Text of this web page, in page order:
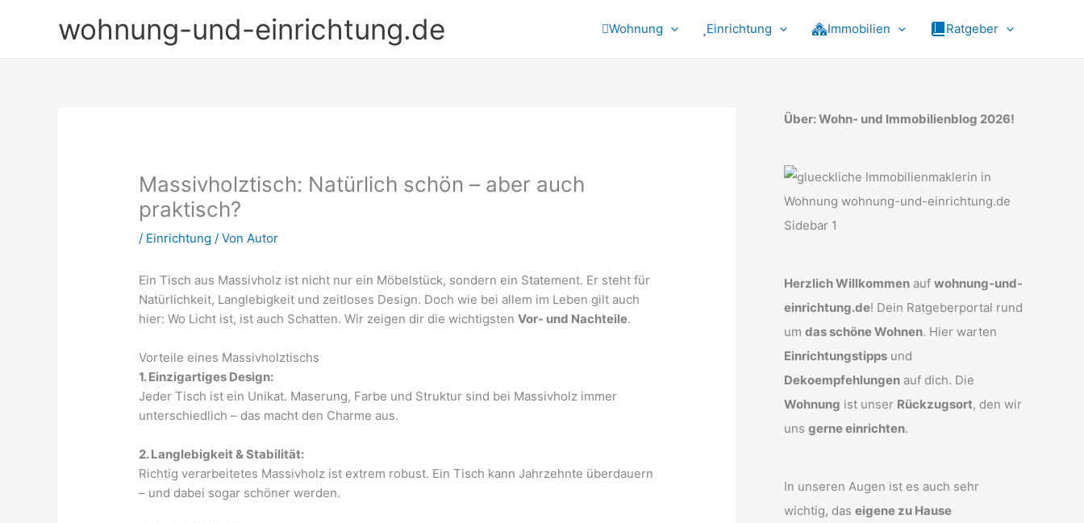
wohnung-und-einrichtung.de Wohnung Einrichtung Immobilien Ratgeber
Massivholztisch: Natürlich schön – aber auch
praktisch?
/ Einrichtung / VonAutor
Ein Tisch aus Massivholz ist nicht nur ein Möbelstück, sondern ein Statement. Er steht für
Natürlichkeit, Langlebigkeit und zeitloses Design. Doch wie bei allem im Leben gilt auch
hier: Wo Licht ist, ist auch Schatten. Wir zeigen dir die wichtigstenVor- und Nachteile.
Vorteile eines Massivholztischs
1. Einzigartiges Design:
Jeder Tisch ist ein Unikat. Maserung, Farbe und Struktur sind bei Massivholz immer
unterschiedlich – das macht den Charme aus.
2. Langlebigkeit & Stabilität:
Richtig verarbeitetes Massivholz ist extrem robust. Ein Tisch kann Jahrzehnte überdauern
– und dabei sogar schöner werden.
Über: Wohn- und Immobilienblog 2026!
Herzlich Willkommen auf wohnung-und-
einrichtung.de! Dein Ratgeberportal rund
um das schöne Wohnen. Hier warten
Einrichtungstipps und
Dekoempfehlungen auf dich. Die
Wohnung ist unser Rückzugsort, den wir
uns gerne einrichten.
In unseren Augen ist es auch sehr
wichtig, das eigene zu Hause